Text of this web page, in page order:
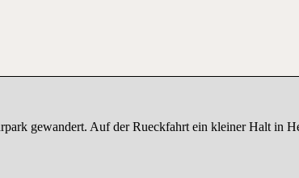
gewandert. Auf der Rueckfahrt ein kleiner Halt in